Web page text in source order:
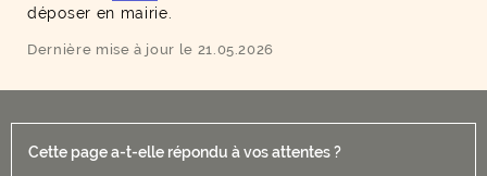
déposer en mairie.
Dernière mise à jour le 21.05.2026
Cette page a-t-elle répondu à vos attentes ?